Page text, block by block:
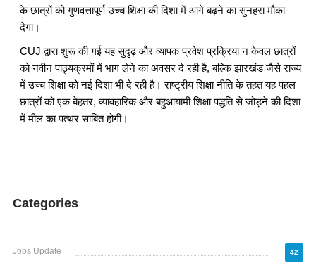
के छात्रों को गुणवत्तापूर्ण उच्च शिक्षा की दिशा में आगे बढ़ने का सुनहरा मौका
देगा।
CUJ द्वारा शुरू की गई यह सुदृढ़ और व्यापक प्रवेश प्रक्रिया न केवल छात्रों
को नवीन पाठ्यक्रमों में भाग लेने का अवसर दे रही है, बल्कि झारखंड जैसे राज्य
में उच्च शिक्षा को नई दिशा भी दे रही है। राष्ट्रीय शिक्षा नीति के तहत यह पहल
छात्रों को एक बेहतर, व्यावहारिक और बहुआयामी शिक्षा पद्धति से जोड़ने की दिशा
में मील का पत्थर साबित होगी।
Categories
Jobs Update 42